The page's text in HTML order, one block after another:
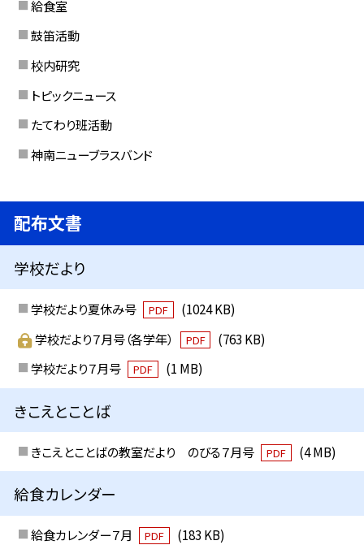
給食室
鼓笛活動
校内研究
トピックニュース
たてわり班活動
神南ニューブラスバンド
配布文書
学校だより
学校だより夏休み号 PDF
(1024 KB)
学校だより７月号（各学年）
PDF
(763 KB)
学校だより７月号
PDF (1 MB)
きこえとことば
きこえとことばの教室だより のびる７月号 PDF (4 MB)
給食カレンダー
給食カレンダー７月 PDF (183 KB)